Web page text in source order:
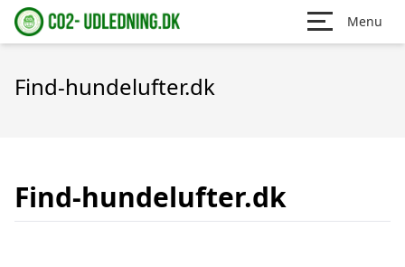
Menu
Find-hundelufter.dk
Find-hundelufter.dk